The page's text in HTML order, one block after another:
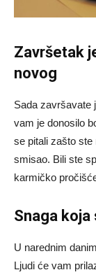
Završetak
novog
Sada završavate
vam je donosilo
se pitali zašto ste
smisao. Bili ste
karmičko
Snaga
U narednim
Ljudi će vam